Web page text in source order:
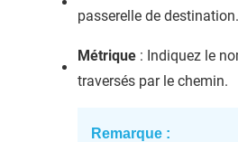
passerelle de destination.
Métrique : Indiquez le
traversés par le chemin.
Remarque :